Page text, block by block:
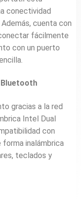
conectividad
cuenta con
fácilmente
con un puerto
Bluetooth
gracias a la red
Intel Dual
con
inalámbrica
teclados y